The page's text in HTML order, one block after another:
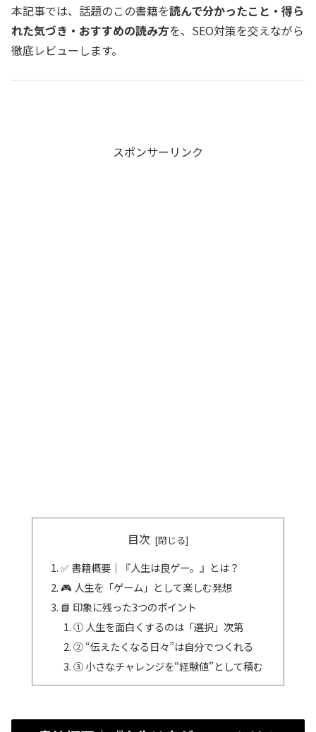
本記事では、話題のこの書籍を読んで分かったこと・得ら
れた気づき・おすすめの読み方を、SEO対策を交えながら
徹底レビューします。
スポンサーリンク
目次
✅ 書籍概要｜『人生は良ゲー。』とは？
🎮 人生を「ゲーム」として楽しむ発想
📘 印象に残った3つのポイント
① 人生を面白くするのは「選択」次第
② “伝えたくなる日々”は自分でつくれる
③ 小さなチャレンジを“経験値”として積む